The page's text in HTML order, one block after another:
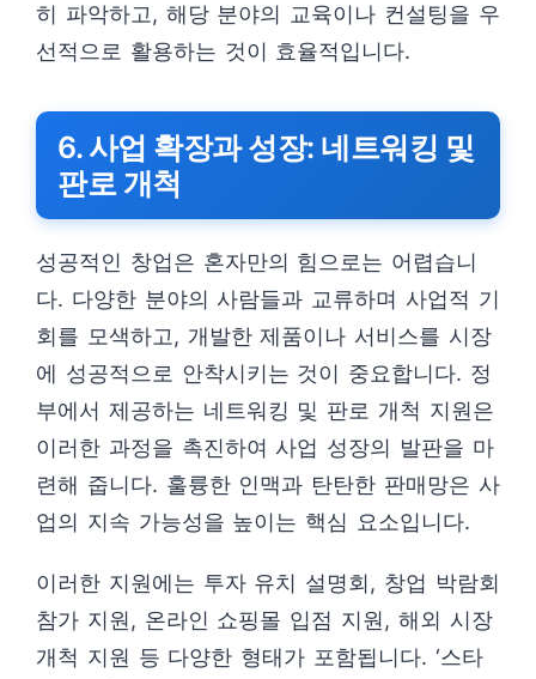
히 파악하고, 해당 분야의 교육이나 컨설팅을 우
선적으로 활용하는 것이 효율적입니다.
6. 사업 확장과 성장: 네트워킹 및
판로 개척
성공적인 창업은 혼자만의 힘으로는 어렵습니
다. 다양한 분야의 사람들과 교류하며 사업적 기
회를 모색하고, 개발한 제품이나 서비스를 시장
에 성공적으로 안착시키는 것이 중요합니다. 정
부에서 제공하는 네트워킹 및 판로 개척 지원은
이러한 과정을 촉진하여 사업 성장의 발판을 마
련해 줍니다. 훌륭한 인맥과 탄탄한 판매망은 사
업의 지속 가능성을 높이는 핵심 요소입니다.
이러한 지원에는 투자 유치 설명회, 창업 박람회
참가 지원, 온라인 쇼핑몰 입점 지원, 해외 시장
개척 지원 등 다양한 형태가 포함됩니다. ‘스타